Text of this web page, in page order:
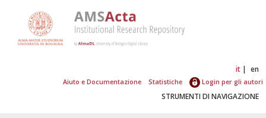
it en
Aiuto e Documentazione Statistiche Login per gli autori
STRUMENTI DI NAVIGAZIONE